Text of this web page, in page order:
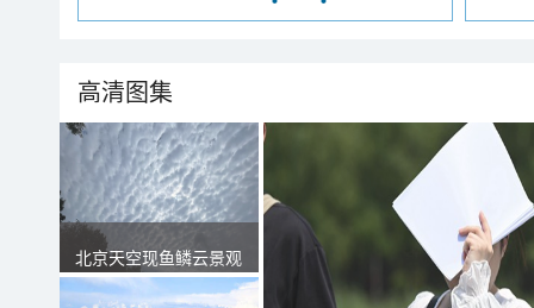
高清图集
北京天空现鱼鳞云景观